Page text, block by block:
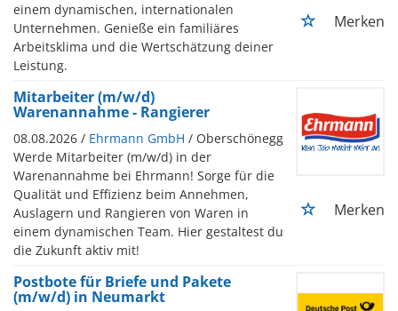
einem dynamischen, internationalen
Unternehmen. Genieße ein familiäres
Arbeitsklima und die Wertschätzung deiner
Leistung.
Merken
Mitarbeiter (m/w/d)
Warenannahme - Rangierer
08.08.2026 / Ehrmann GmbH / Oberschönegg
Werde Mitarbeiter (m/w/d) in der
Warenannahme bei Ehrmann! Sorge für die
Qualität und Effizienz beim Annehmen,
Auslagern und Rangieren von Waren in
einem dynamischen Team. Hier gestaltest du
die Zukunft aktiv mit!
Merken
Postbote für Briefe und Pakete
(m/w/d) in Neumarkt